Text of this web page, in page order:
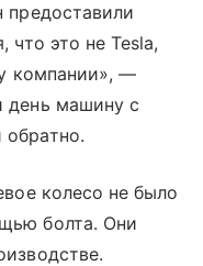
предоставили
что это не Tesla,
компании», —
день машину с
обратно.
колесо не было
болта. Они